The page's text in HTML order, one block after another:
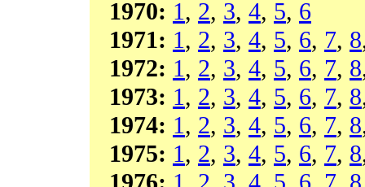
1970: 1, 2, 3, 4, 5, 6
1971: 1, 2, 3, 4, 5, 6, 7, 8
1972: 1, 2, 3, 4, 5, 6, 7, 8
1973: 1, 2, 3, 4, 5, 6, 7, 8
1974: 1, 2, 3, 4, 5, 6, 7, 8
1975: 1, 2, 3, 4, 5, 6, 7, 8